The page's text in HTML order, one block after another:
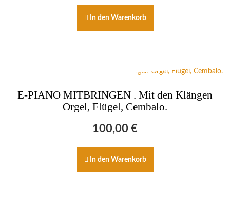
In den Warenkorb
E-PIANO MITBRINGEN . Mit den Klängen
Orgel, Flügel, Cembalo.
100,00 €
In den Warenkorb